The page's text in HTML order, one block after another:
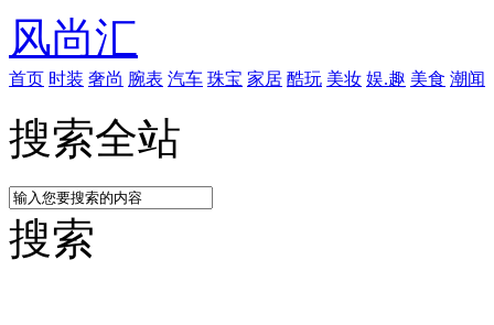
风尚汇
首页 时装 奢尚 腕表 汽车 珠宝 家居 酷玩 美妆 娱.趣 美食 潮闻
搜索全站
搜索